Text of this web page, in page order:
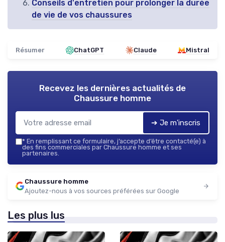
Conseils d'entretien pour prolonger la durée
de vie de vos chaussures
Résumer ChatGPT Claude Mistral
Recevez les dernières actualités de
Chaussure homme
➔ Je m'inscris
* En remplissant ce formulaire, j’accepte d’être contacté(e) à
des fins commerciales par Chaussure homme et ses
partenaires.
Chaussure homme
Ajoutez-nous à vos sources préférées sur Google
Les plus lus